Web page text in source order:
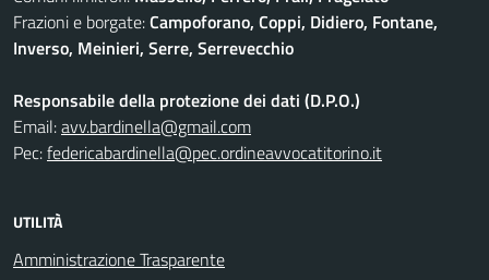
Frazioni e borgate:Campoforano, Coppi, Didiero, Fontane,
Inverso, Meinieri, Serre, Serrevecchio
Responsabile della protezione dei dati (D.P.O.)
Email:avv.bardinella@gmail.com
Pec:federicabardinella@pec.ordineavvocatitorino.it
UTILITÀ
Amministrazione Trasparente